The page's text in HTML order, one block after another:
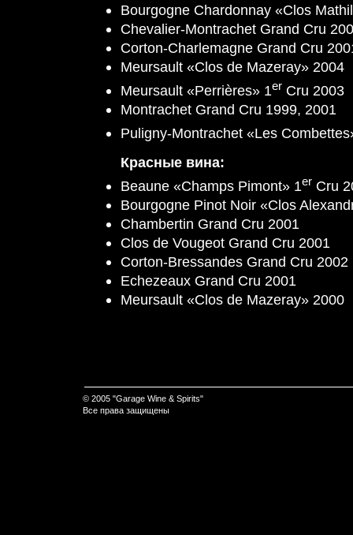
Bourgogne Chardonnay «Clos
Chevalier-Montrachet Grand Cru
Corton-Charlemagne Grand Cru
Meursault «Clos de Mazeray» 2004
Meursault «Perrières» 1er Cru 2003
Montrachet Grand Cru 1999, 2001
Puligny-Montrachet «Les
Красные вина:
Beaune «Champs Pimont» 1er Cru
Bourgogne Pinot Noir «Clos
Chambertin Grand Cru 2001
Clos de Vougeot Grand Cru 2001
Corton-Bressandes Grand Cru 2002
Echezeaux Grand Cru 2001
Meursault «Clos de Mazeray» 2000
© 2005 "Garage Wine & Spirits"
Все права защищены